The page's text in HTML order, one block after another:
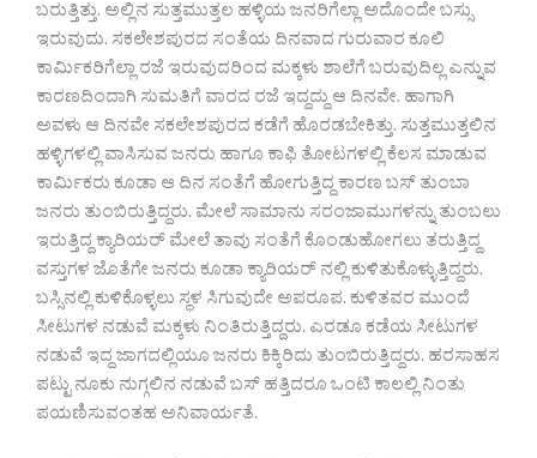
ಬರುತ್ತಿತ್ತು. ಅಲ್ಲಿನ ಸುತ್ತಮುತ್ತಲ ಹಳ್ಳಿಯ ಜನರಿಗೆಲ್ಲಾ ಅದೊಂದೇ ಬಸ್ಸು
ಇರುವುದು. ಸಕಲೇಶಪುರದ ಸಂತೆಯ ದಿನವಾದ ಗುರುವಾರ ಕೂಲಿ
ಕಾರ್ಮಿಕರಿಗೆಲ್ಲಾ ರಜೆ ಇರುವುದರಿಂದ ಮಕ್ಕಳು ಶಾಲೆಗೆ ಬರುವುದಿಲ್ಲ ಎನ್ನುವ
ಕಾರಣದಿಂದಾಗಿ ಸುಮತಿಗೆ ವಾರದ ರಜೆ ಇದ್ದದ್ದು ಆ ದಿನವೇ. ಹಾಗಾಗಿ
ಅವಳು ಆ ದಿನವೇ ಸಕಲೇಶಪುರದ ಕಡೆಗೆ ಹೊರಡಬೇಕಿತ್ತು. ಸುತ್ತಮುತ್ತಲಿನ
ಹಳ್ಳಿಗಳಲ್ಲಿ ವಾಸಿಸುವ ಜನರು ಹಾಗೂ ಕಾಫಿ ತೋಟಗಳಲ್ಲಿ ಕೆಲಸ ಮಾಡುವ
ಕಾರ್ಮಿಕರು ಕೂಡಾ ಆ ದಿನ ಸಂತೆಗೆ ಹೋಗುತ್ತಿದ್ದ ಕಾರಣ ಬಸ್ ತುಂಬಾ
ಜನರು ತುಂಬಿರುತ್ತಿದ್ದರು. ಮೇಲೆ ಸಾಮಾನು ಸರಂಜಾಮುಗಳನ್ನು ತುಂಬಲು
ಇರುತ್ತಿದ್ದ ಕ್ಯಾರಿಯರ್ ಮೇಲೆ ತಾವು ಸಂತೆಗೆ ಕೊಂಡುಹೋಗಲು ತರುತ್ತಿದ್ದ
ವಸ್ತುಗಳ ಜೊತೆಗೇ ಜನರು ಕೂಡಾ ಕ್ಯಾರಿಯರ್ ನಲ್ಲಿ ಕುಳಿತುಕೊಳ್ಳುತ್ತಿದ್ದರು.
ಬಸ್ಸಿನಲ್ಲಿ ಕುಳಿಕೊಳ್ಳಲು ಸ್ಥಳ ಸಿಗುವುದೇ ಅಪರೂಪ. ಕುಳಿತವರ ಮುಂದೆ
ಸೀಟುಗಳ ನಡುವೆ ಮಕ್ಕಳು ನಿಂತಿರುತ್ತಿದ್ದರು. ಎರಡೂ ಕಡೆಯ ಸೀಟುಗಳ
ನಡುವೆ ಇದ್ದ ಜಾಗದಲ್ಲಿಯೂ ಜನರು ಕಿಕ್ಕಿರಿದು ತುಂಬಿರುತ್ತಿದ್ದರು. ಹರಸಾಹಸ
ಪಟ್ಟು ನೂಕು ನುಗ್ಗಲಿನ ನಡುವೆ ಬಸ್ ಹತ್ತಿದರೂ ಒಂಟಿ ಕಾಲಲ್ಲಿ ನಿಂತು
ಪಯಣಿಸುವಂತಹ ಅನಿವಾರ್ಯತೆ.